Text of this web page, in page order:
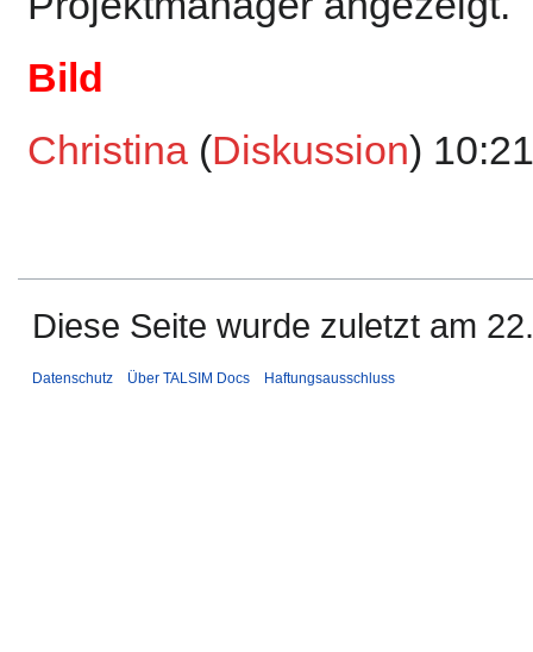
Bild
Christina (Diskussion)
Diese Seite wurde zuletzt am
Datenschutz Über TALSIM Docs Haftungsausschluss